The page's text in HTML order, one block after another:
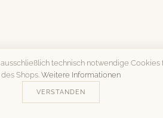
technisch notwendige Cookies
des Shops. Weitere Informationen
VERSTANDEN